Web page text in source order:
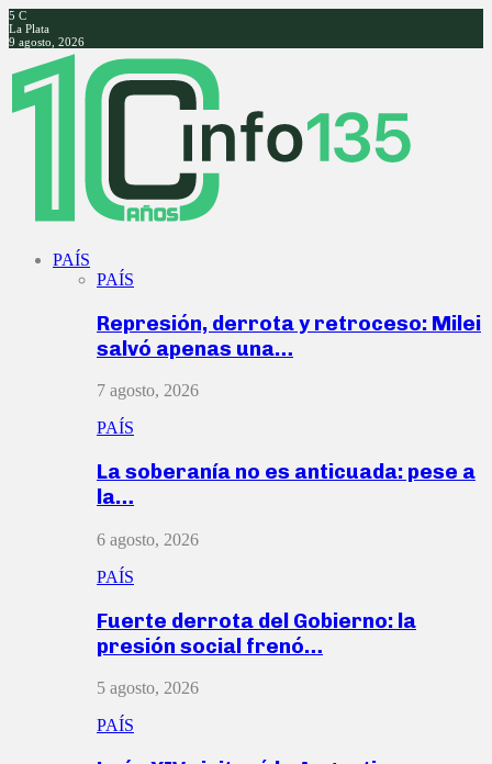
5 C
La Plata
9 agosto, 2026
Facebook
Twitter
Instagram
Youtube
PAÍS
PAÍS
Represión, derrota y retroceso: Milei
salvó apenas una…
7 agosto, 2026
PAÍS
La soberanía no es anticuada: pese a
la…
6 agosto, 2026
PAÍS
Fuerte derrota del Gobierno: la
presión social frenó…
5 agosto, 2026
PAÍS